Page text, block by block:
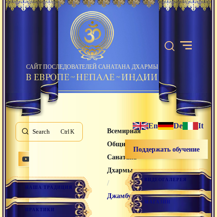
САЙТ ПОСЛЕДОВАТЕЛЕЙ САНАТАНА ДХАРМЫ
Search K
НАША ТРАДИЦИЯ
ПРАКТИКИ
Всемирная
Община
Санатана
Дхармы
/
Джамбудвипа
En De It
Поддержать обучение
ВИДЕОГАЛЕРЕЯ
МАГАЗИН